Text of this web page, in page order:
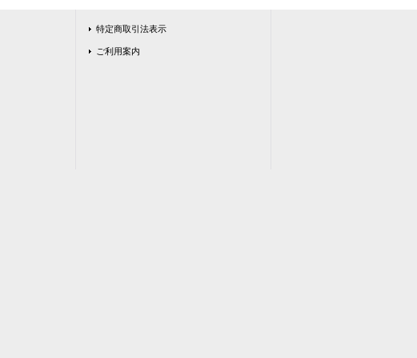
特定商取引法表示
ご利用案内